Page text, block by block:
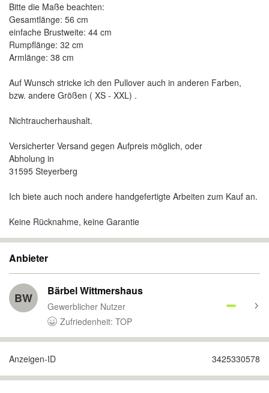
Bitte die Maße beachten:
Gesamtlänge: 56 cm
einfache Brustweite: 44 cm
Rumpflänge: 32 cm
Armlänge: 38 cm
Auf Wunsch stricke ich den Pullover auch in anderen Farben,
bzw. andere Größen ( XS - XXL) .
Nichtraucherhaushalt.
Versicherter Versand gegen Aufpreis möglich, oder
Abholung in
31595 Steyerberg
Ich biete auch noch andere handgefertigte Arbeiten zum Kauf an.
Keine Rücknahme, keine Garantie
Anbieter
BW Bärbel Wittmershaus
Gewerblicher Nutzer
Zufriedenheit: TOP
Anzeigen-ID 3425330578